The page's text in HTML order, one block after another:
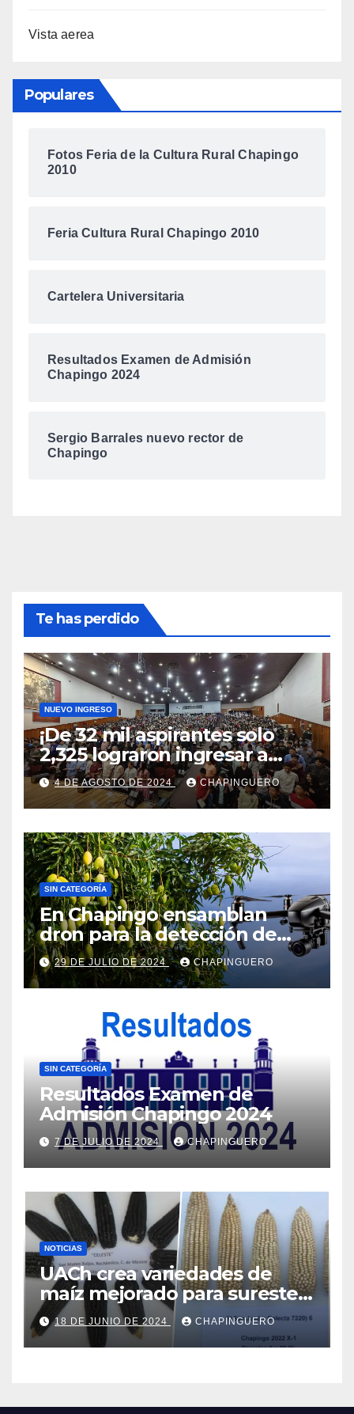
Vista aerea
Populares
Fotos Feria de la Cultura Rural Chapingo
2010
Feria Cultura Rural Chapingo 2010
Cartelera Universitaria
Resultados Examen de Admisión
Chapingo 2024
Sergio Barrales nuevo rector de
Chapingo
Te has perdido
NUEVO INGRESO
¡De 32 mil aspirantes solo
2,325 lograron ingresar a
Chapingo!
4 DE AGOSTO DE 2024 CHAPINGUERO
SIN CATEGORÍA
En Chapingo ensamblan
dron para la detección de
frutos maduros de mango
29 DE JULIO DE 2024 CHAPINGUERO
SIN CATEGORÍA
Resultados Examen de
Admisión Chapingo 2024
7 DE JULIO DE 2024 CHAPINGUERO
NOTICIAS
UACh crea variedades de
maíz mejorado para sureste
de Edo.Mex y Valles Altos
Centrales
18 DE JUNIO DE 2024 CHAPINGUERO